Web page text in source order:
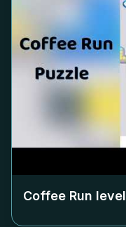
Coffee Run level